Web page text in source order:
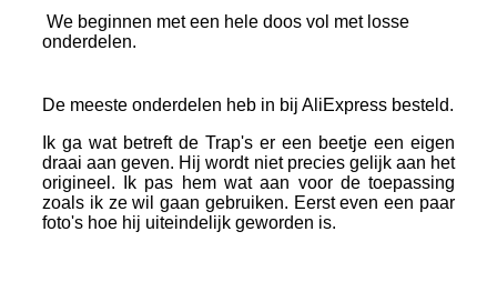
We beginnen met een hele doos vol met losse
onderdelen.
De meeste onderdelen heb in bij AliExpress besteld.
Ik ga wat betreft de Trap's er een beetje een eigen
draai aan geven. Hij wordt niet precies gelijk aan het
origineel. Ik pas hem wat aan voor de toepassing
zoals ik ze wil gaan gebruiken. Eerst even een paar
foto's hoe hij uiteindelijk geworden is.